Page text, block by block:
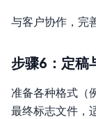
与客户协作，完
步骤6：定稿
准备各种格式（
最终标志文件，